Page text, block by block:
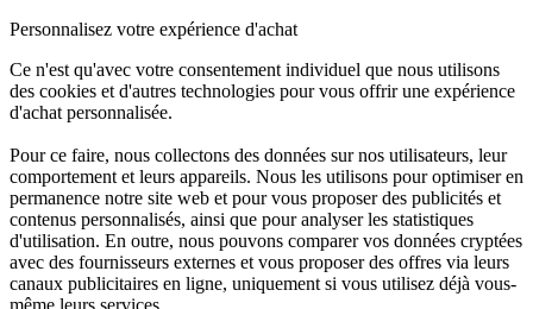
Personnalisez votre expérience d'achat
Ce n'est qu'avec votre consentement individuel que nous utilisons
des cookies et d'autres technologies pour vous offrir une expérience
d'achat personnalisée.
Pour ce faire, nous collectons des données sur nos utilisateurs, leur
comportement et leurs appareils. Nous les utilisons pour optimiser en
permanence notre site web et pour vous proposer des publicités et
contenus personnalisés, ainsi que pour analyser les statistiques
d'utilisation. En outre, nous pouvons comparer vos données cryptées
avec des fournisseurs externes et vous proposer des offres via leurs
canaux publicitaires en ligne, uniquement si vous utilisez déjà vous-
même leurs services.